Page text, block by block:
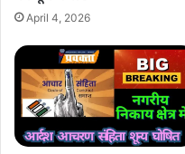
April 4, 2026